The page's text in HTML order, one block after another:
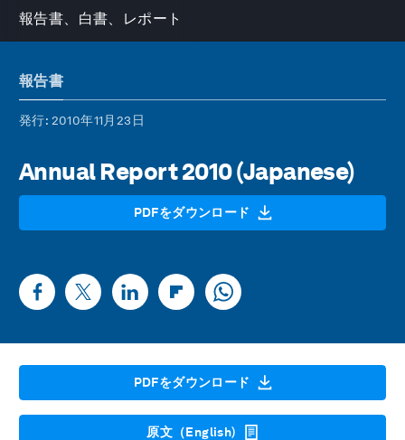
報告書、白書、レポート
報告書
発行: 2010年11月23日
Annual Report 2010 (Japanese)
PDFをダウンロード
PDFをダウンロード
原文（English)